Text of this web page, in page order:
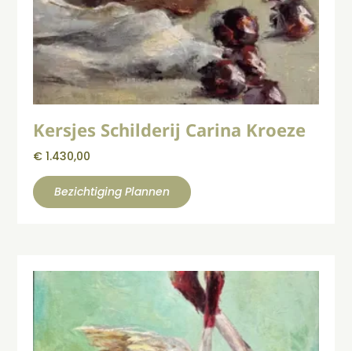
Kersjes Schilderij Carina Kroeze
€ 1.430,00
Bezichtiging Plannen